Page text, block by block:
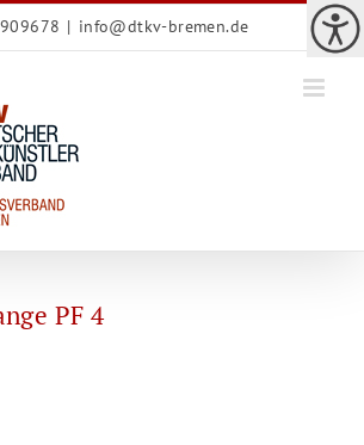
| info@dtkv-bremen.de
PF 4